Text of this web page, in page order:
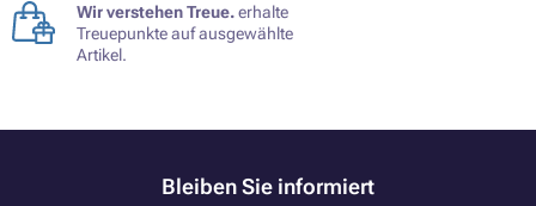
Wir verstehen Treue.erhalte
Treuepunkte auf ausgewählte
Artikel.
Bleiben Sie informiert